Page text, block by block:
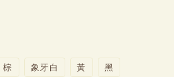
棕 象牙白 黃 黑